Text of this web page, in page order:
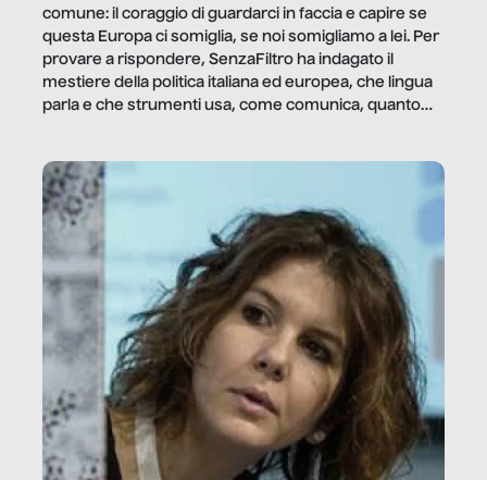
comune: il coraggio di guardarci in faccia e capire se
questa Europa ci somiglia, se noi somigliamo a lei. Per
provare a rispondere, SenzaFiltro ha indagato il
mestiere della politica italiana ed europea, che lingua
parla e che strumenti usa, come comunica, quanto